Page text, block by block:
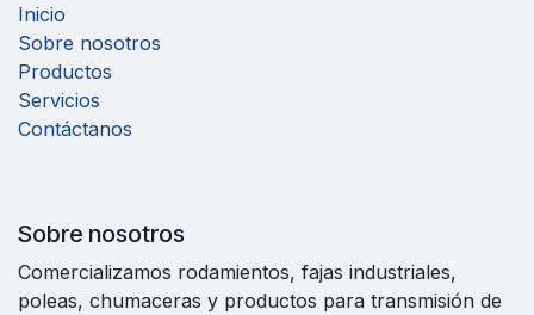
Inicio
Sobre nosotros
Productos
Servicios
Contáctanos
Sobre nosotros
Comercializamos rodamientos, fajas industriales,
poleas, chumaceras y productos para transmisión de